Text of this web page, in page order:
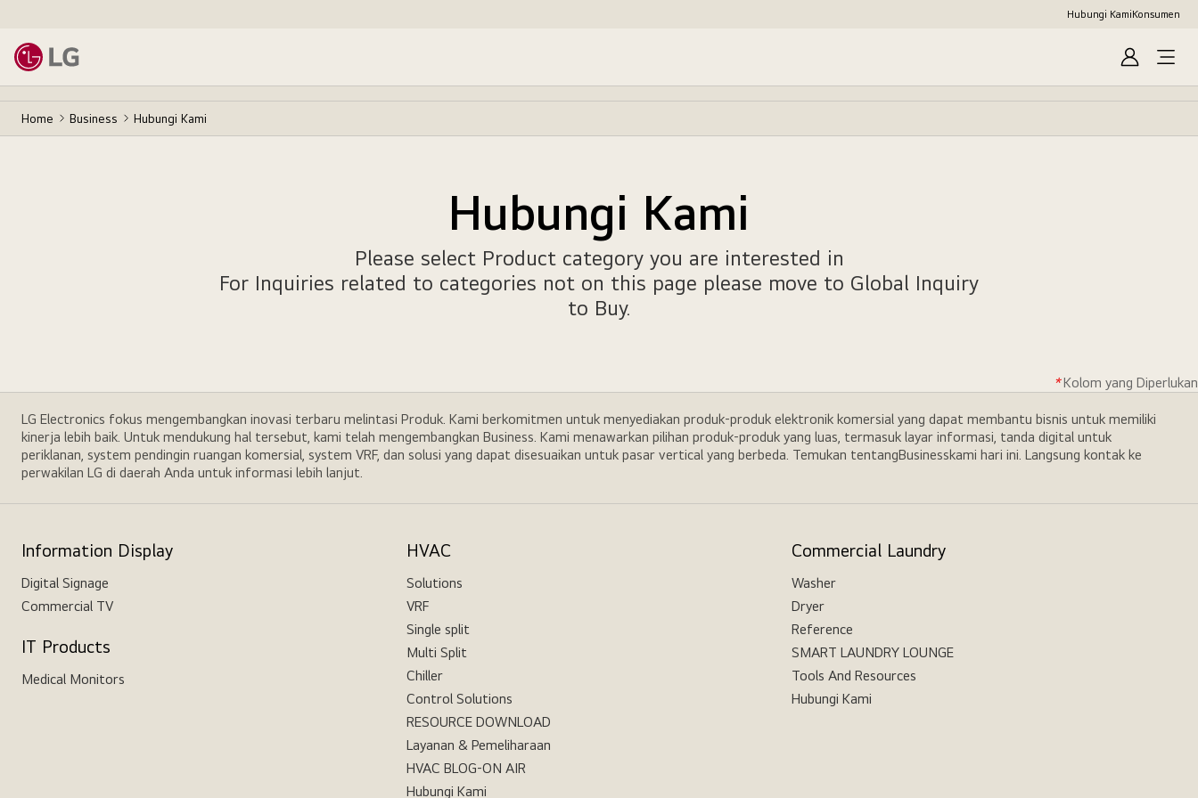
Hubungi KamiKonsumen
Masuk
Home Business Hubungi Kami
Hubungi Kami
Please select Product category you are interested in
For Inquiries related to categories not on this page please move to Global Inquiry
to Buy.
*Kolom yang Diperlukan
LG Electronics fokus mengembangkan inovasi terbaru melintasi Produk. Kami berkomitmen untuk menyediakan produk-produk elektronik komersial yang dapat membantu bisnis untuk memiliki
kinerja lebih baik. Untuk mendukung hal tersebut, kami telah mengembangkan Business. Kami menawarkan pilihan produk-produk yang luas, termasuk layar informasi, tanda digital untuk
periklanan, system pendingin ruangan komersial, system VRF, dan solusi yang dapat disesuaikan untuk pasar vertical yang berbeda. Temukan tentangBusinesskami hari ini. Langsung kontak ke
perwakilan LG di daerah Anda untuk informasi lebih lanjut.
Information Display
Digital Signage
Commercial TV
IT Products
Medical Monitors
HVAC
Solutions
VRF
Single split
Multi Split
Chiller
Control Solutions
RESOURCE DOWNLOAD
Layanan & Pemeliharaan
HVAC BLOG-ON AIR
Hubungi Kami
Commercial Laundry
Washer
Dryer
Reference
SMART LAUNDRY LOUNGE
Tools And Resources
Hubungi Kami